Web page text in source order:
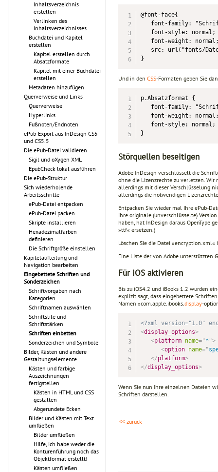
Inhaltsverzeichnis
erstellen
Verlinken des
Inhaltsverzeichnisses
Buchdatei und Kapitel
erstellen
Kapitel erstellen durch
Absatzformate
Kapitel mit einer Buchdatei
erstellen
Metadaten hinzufügen
Querverweise und Links
Querverweise
Hyperlinks
Fußnoten/Endnoten
ePub-Export aus InDesign CS5
und CS5.5
Die ePub-Datei validieren
Sigil und oXygen XML
EpubCheck lokal ausführen
Die ePub-Struktur
Sich wiederholende
Arbeitsschritte
ePub-Datei entpacken
ePub-Datei packen
Skripte installieren
Hexadezimalfarben
definieren
Die Schriftgröße einstellen
Kapitelaufteilung und
Navigation bearbeiten
Eingebettete Schriften und
Sonderzeichen
Schriftvorgaben nach
Kategorien
Schriftnamen auswählen
Schriftstile und
Schriftstärken
Schriften einbetten
Sonderzeichen und Symbole
Bilder, Kästen und andere
Gestaltungselemente
Kästen und farbige
Auszeichnungen
fertigstellen
Kästen in HTML und CSS
gestalten
Abgerundete Ecken
Bilder und Kästen mit Text
umfließen
Bilder umfließen
Hilfe, ich habe weder die
Konturenführung noch das
Objektformat erstellt!
Kästen umfließen
@font-face{
font-family:
   font-style: normal;
font-weight:
src: url("fonts/
}
Und in den CSS-Formaten geben Sie
p.Absatzformat {
font-family:
font-weight:
   font-style: normal;
}
Störquellen beseitigen
Adobe InDesign verschlüsselt die
ohne die Lizenzrechte zu verletzen.
allerdings mit dieser Verschlüsselung
allerdings die notwendigen
Entpacken Sie wieder mal Ihre ePub-
ihre originale (unverschlüsselte)
haben, hat InDesign daraus OpenType
»ttf« ersetzen.)
Löschen Sie die Datei »encryption.xml«
Eine Liste der von Adobe unterstützten
Für iOS aktivieren
Bis zu iOS4.2 und iBooks 1.2 wurden
explizit sagt, dass eingebettete
Namen »com.apple.ibooks.display-
<?xml version="1.0"
<display_options>
<platform name="* ">
<option name="
</platform>
</display_options>
Wenn Sie nun Ihre einzelnen Dateien
Schriften darstellen.
<< zurück